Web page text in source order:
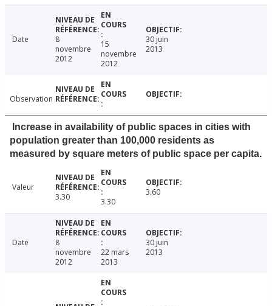
Date
8
novembre
2012
15
novembre
2012
30 juin
2013
Observation
Increase in availability of public spaces in cities with
population greater than 100,000 residents as
measured by square meters of public space per capita.
Valeur
3.30
3.30
3.60
Date
8
novembre
2012
22 mars
2013
30 juin
2013